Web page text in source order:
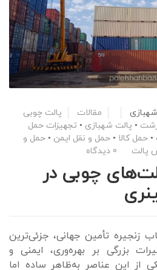
مقالات
پالت چوبی
• پالت شهبازی • تجهیزات حمل
• حمل کالا • حمل و نقل ایمن • حمل و
پالت 0 دیدگاه
چوبی در
زنجیره تأمین جهانی، جزئی‌ترین
بزرگی بر بهره‌وری، ایمنی و
از این عناصر به‌ظاهر ساده اما